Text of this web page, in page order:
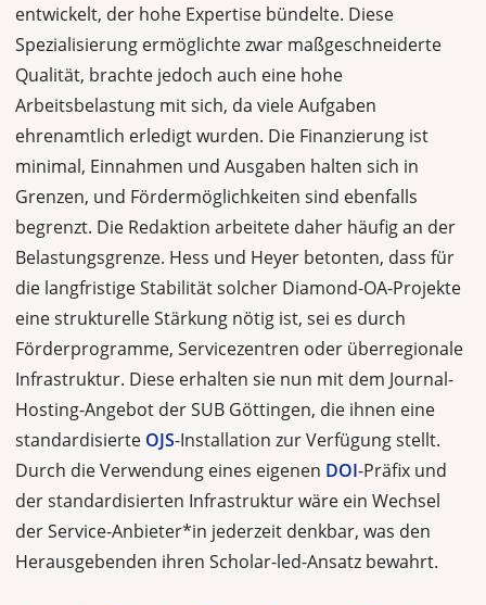
entwickelt, der hohe Expertise bündelte. Diese
Spezialisierung ermöglichte zwar maßgeschneiderte
Qualität, brachte jedoch auch eine hohe
Arbeitsbelastung mit sich, da viele Aufgaben
ehrenamtlich erledigt wurden. Die Finanzierung ist
minimal, Einnahmen und Ausgaben halten sich in
Grenzen, und Fördermöglichkeiten sind ebenfalls
begrenzt. Die Redaktion arbeitete daher häufig an der
Belastungsgrenze. Hess und Heyer betonten, dass für
die langfristige Stabilität solcher Diamond-OA-Projekte
eine strukturelle Stärkung nötig ist, sei es durch
Förderprogramme, Servicezentren oder überregionale
Infrastruktur. Diese erhalten sie nun mit dem Journal-
Hosting-Angebot der SUB Göttingen, die ihnen eine
standardisierte OJS-Installation zur Verfügung stellt.
Durch die Verwendung eines eigenen DOI-Präfix und
der standardisierten Infrastruktur wäre ein Wechsel
der Service-Anbieter*in jederzeit denkbar, was den
Herausgebenden ihren Scholar-led-Ansatz bewahrt.